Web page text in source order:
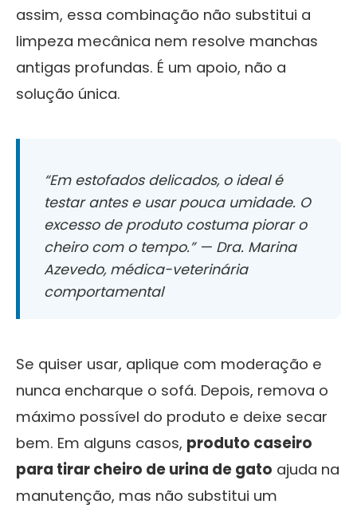
assim, essa combinação não substitui a
limpeza mecânica nem resolve manchas
antigas profundas. É um apoio, não a
solução única.
“Em estofados delicados, o ideal é
testar antes e usar pouca umidade. O
excesso de produto costuma piorar o
cheiro com o tempo.” — Dra. Marina
Azevedo, médica-veterinária
comportamental
Se quiser usar, aplique com moderação e
nunca encharque o sofá. Depois, remova o
máximo possível do produto e deixe secar
bem. Em alguns casos, produto caseiro
para tirar cheiro de urina de gato ajuda na
manutenção, mas não substitui um